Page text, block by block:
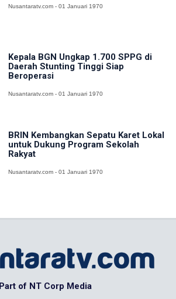
Nusantaratv.com - 01 Januari 1970
Kepala BGN Ungkap 1.700 SPPG di
Daerah Stunting Tinggi Siap
Beroperasi
Nusantaratv.com - 01 Januari 1970
BRIN Kembangkan Sepatu Karet Lokal
untuk Dukung Program Sekolah
Rakyat
Nusantaratv.com - 01 Januari 1970
Part of NT Corp Media